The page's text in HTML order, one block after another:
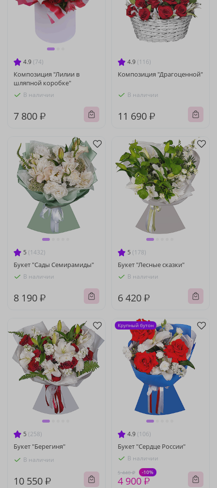
4.9 (74)
Композиция "Лилии в
шляпной коробке"
В наличии
7 800 ₽
4.9 (116)
Композиция "Драгоценной"
В наличии
11 690 ₽
5 (1432)
Букет "Сады Семирамиды"
В наличии
8 190 ₽
5 (178)
Букет "Лесные сказки"
В наличии
6 420 ₽
5 (258)
Букет "Берегиня"
В наличии
10 550 ₽
4.9 (106)
Букет "Сердце России"
В наличии
5 440 ₽ -10%
4 900 ₽
Крупный бутон